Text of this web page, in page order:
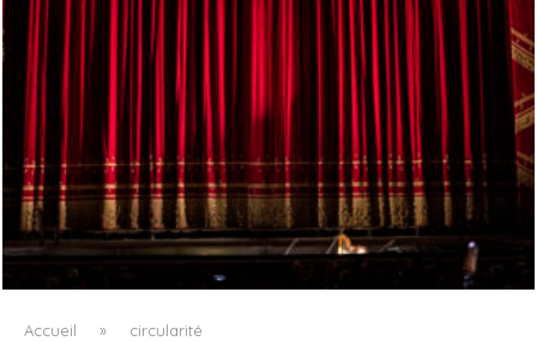
PORTRAIT MILANO, OU L’OPÉRA COMME ART DE SÉJOUR
Accueil » circularité